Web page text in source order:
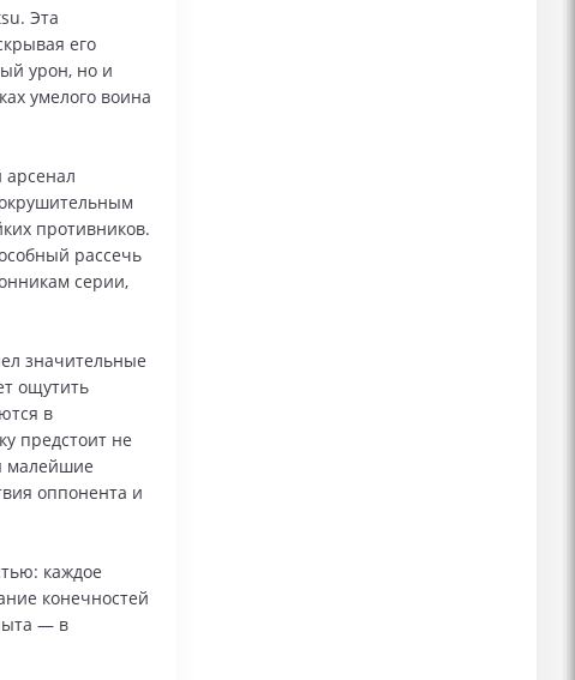
Эта
его
урон, но и
умелого воина
арсенал
противников.
рассечь
серии,
значительные
ощутить
в
предстоит не
малейшие
оппонента и
каждое
конечностей
— в